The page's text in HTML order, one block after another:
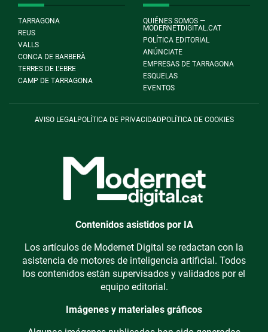
TARRAGONA
REUS
VALLS
CONCA DE BARBERÀ
TERRES DE L'EBRE
CAMP DE TARRAGONA
QUIÉNES SOMOS —
MODERNETDIGITAL.CAT
POLÍTICA EDITORIAL
ANÚNCIATE
EMPRESAS DE TARRAGONA
ESQUELAS
EVENTOS
AVISO LEGALPOLÍTICA DE PRIVACIDADPOLÍTICA DE COOKIES
Contenidos asistidos por IA
Los artículos de Modernet Digital se redactan con la
asistencia de motores de inteligencia artificial. Todos
los contenidos están supervisados y validados por el
equipo editorial.
Imágenes y materiales gráficos